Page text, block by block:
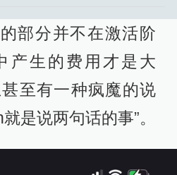
部分并不在激活阶
产生的费用才是大
至有一种疯魔的说
是说两句话的事”。